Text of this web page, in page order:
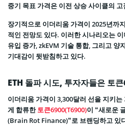
중기 목표 가격은 이전 상승 사이클의
장기적으로 이더리움 가격이 2025년까
적인 전망도 있다. 이러한 시나리오는
유입 증가, zkEVM 기술 통합, 그리고 양
기대감이 뒷받침하고 있다.
ETH 돌파 시도, 투자자들은 토
이더리움 가격이 3,300달러 선을 지키
게 합류한토큰6900(T6900)이 “새로운
(Brain Rot Finance)”로 브랜딩하고 있